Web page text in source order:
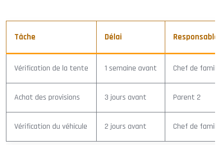
Tâche Délai Responsable
Vérification de la tente 1 semaine avant Chef de famille
Achat des provisions 3 jours avant Parent 2
Vérification du véhicule 2 jours avant Chef de famille